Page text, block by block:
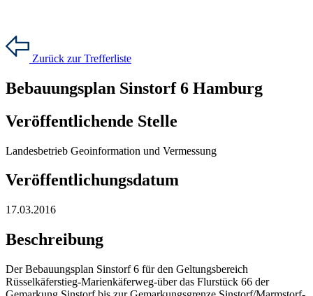
Zurück zur Trefferliste
Bebauungsplan Sinstorf 6 Hamburg
Veröffentlichende Stelle
Landesbetrieb Geoinformation und Vermessung
Veröffentlichungsdatum
17.03.2016
Beschreibung
Der Bebauungsplan Sinstorf 6 für den Geltungsbereich
Rüsselkäferstieg-Marienkäferweg-über das Flurstück 66 der